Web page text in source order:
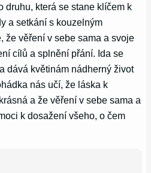
druhu, která se stane klíčem k
a setkání s kouzelným
že věření v sebe sama a svoje
cílů a splnění přání. Ida se
dává květinám nádherný život
nás učí, že láska k
a že věření v sebe sama a
k dosažení všeho, o čem